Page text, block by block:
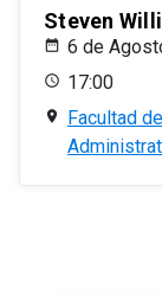
Steven
6 de
17:00
Facultad